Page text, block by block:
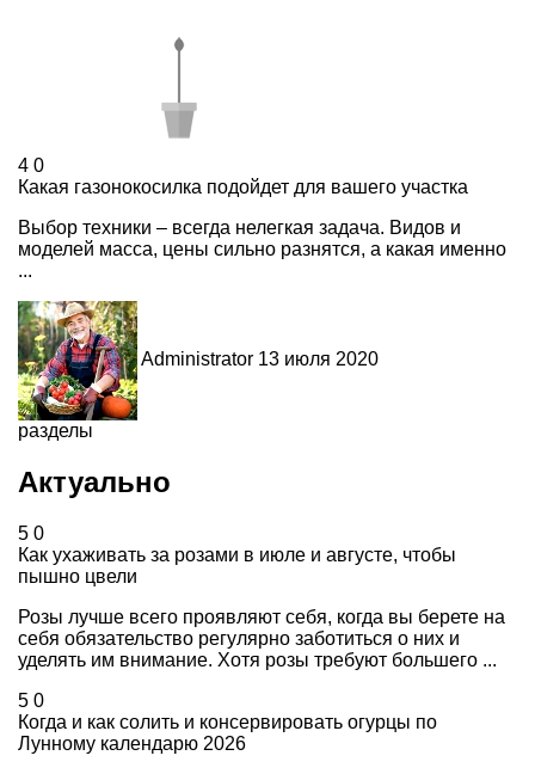
4 0
Какая газонокосилка подойдет для вашего участка
Выбор техники – всегда нелегкая задача. Видов и
моделей масса, цены сильно разнятся, а какая именно
...
Administrator 13 июля 2020
разделы
Актуально
5 0
Как ухаживать за розами в июле и августе, чтобы
пышно цвели
Розы лучше всего проявляют себя, когда вы берете на
себя обязательство регулярно заботиться о них и
уделять им внимание. Хотя розы требуют большего ...
5 0
Когда и как солить и консервировать огурцы по
Лунному календарю 2026